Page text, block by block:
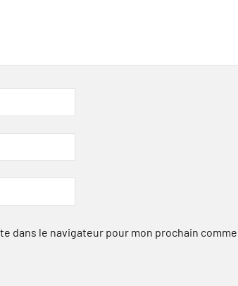
dans le navigateur pour mon prochain